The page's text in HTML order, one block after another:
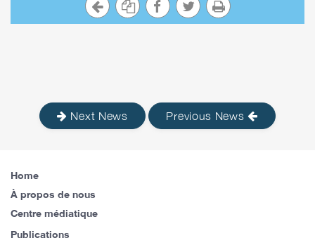
Next News Previous News
Home
À propos de nous
Centre médiatique
Publications